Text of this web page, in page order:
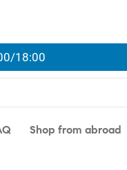
18:00
Shop from abroad